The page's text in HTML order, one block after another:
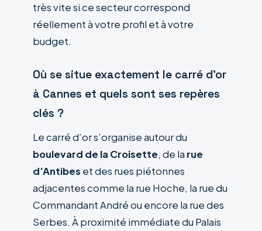
très vite si ce secteur correspond
réellement à votre profil et à votre
budget.
Où se situe exactement le carré d’or
à Cannes et quels sont ses repères
clés ?
Le carré d’or s’organise autour du
boulevard de la Croisette, de la rue
d’Antibes et des rues piétonnes
adjacentes comme la rue Hoche, la rue du
Commandant André ou encore la rue des
Serbes. À proximité immédiate du Palais